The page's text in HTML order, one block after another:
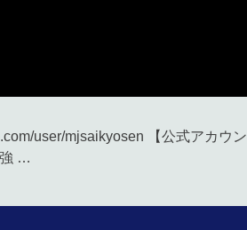
user/mjsaikyosen​ 【公式アカウン
強 …